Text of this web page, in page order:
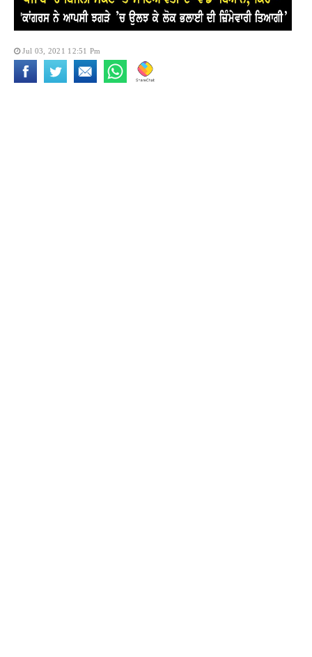
Jul 03, 2021 12:51 Pm